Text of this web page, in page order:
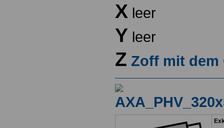
X leer
Y leer
Z Zoff mit dem